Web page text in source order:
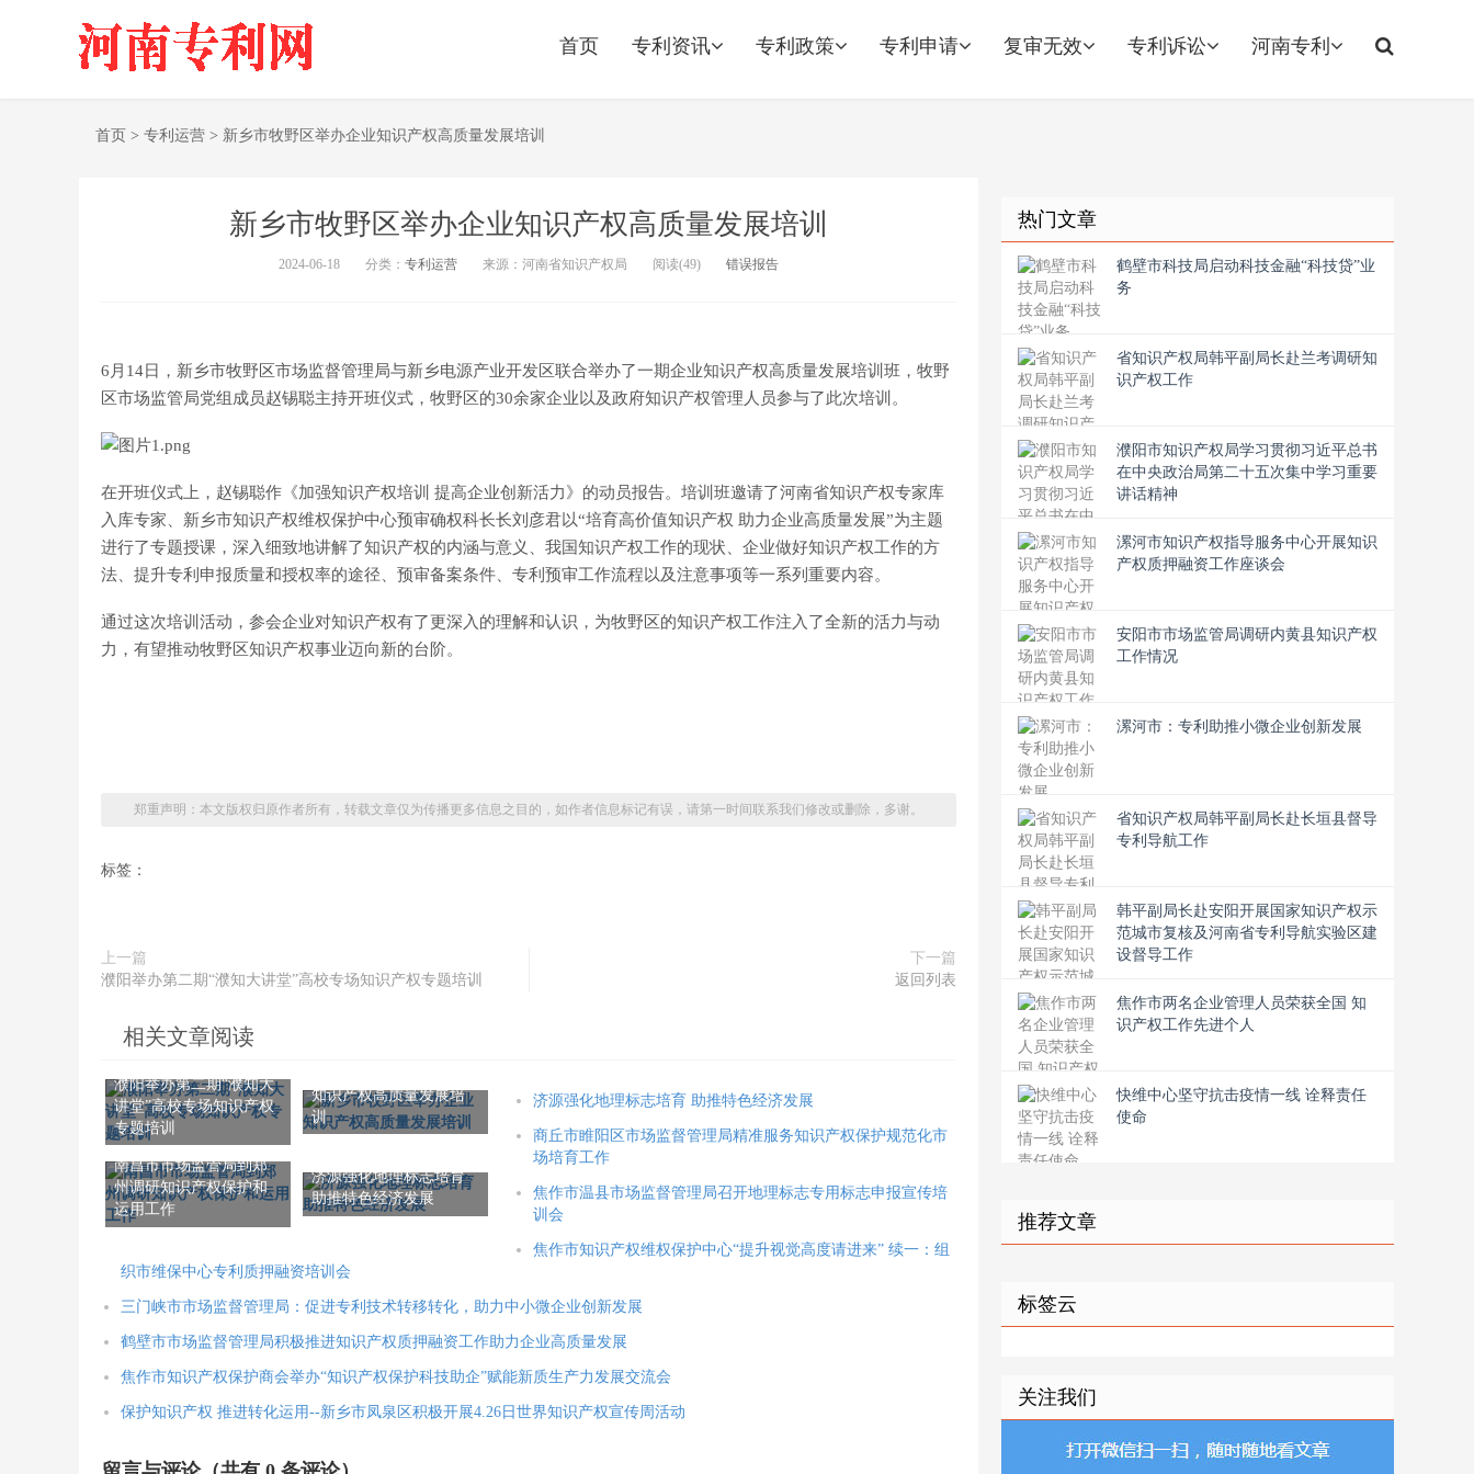
首页 专利资讯 专利政策 专利申请 复审无效 专利诉讼 河南专利
首页 > 专利运营 > 新乡市牧野区举办企业知识产权高质量发展培训
新乡市牧野区举办企业知识产权高质量发展培训
2024-06-18 分类： 专利运营 来源：河南省知识产权局 阅读(49) 错误报告
6月14日，新乡市牧野区市场监督管理局与新乡电源产业开发区联合举办了一期企业知识产权高质量发展培训班，牧野
区市场监管局党组成员赵锡聪主持开班仪式，牧野区的30余家企业以及政府知识产权管理人员参与了此次培训。
在开班仪式上，赵锡聪作《加强知识产权培训 提高企业创新活力》的动员报告。培训班邀请了河南省知识产权专家库
入库专家、新乡市知识产权维权保护中心预审确权科长长刘彦君以“培育高价值知识产权 助力企业高质量发展”为主题
进行了专题授课，深入细致地讲解了知识产权的内涵与意义、我国知识产权工作的现状、企业做好知识产权工作的方
法、提升专利申报质量和授权率的途径、预审备案条件、专利预审工作流程以及注意事项等一系列重要内容。
通过这次培训活动，参会企业对知识产权有了更深入的理解和认识，为牧野区的知识产权工作注入了全新的活力与动
力，有望推动牧野区知识产权事业迈向新的台阶。
郑重声明：本文版权归原作者所有，转载文章仅为传播更多信息之目的，如作者信息标记有误，请第一时间联系我们修改或删除，多谢。
标签：
上一篇
濮阳举办第二期“濮知大讲堂”高校专场知识产权专题培训
下一篇
返回列表
相关文章阅读
濮阳举办第二期“濮知大
讲堂”高校专场知识产权
专题培训
知识产权高质量发展培
训
南昌市市场监管局到郑
州调研知识产权保护和
运用工作
济源强化地理标志培育
助推特色经济发展
济源强化地理标志培育 助推特色经济发展
商丘市睢阳区市场监督管理局精准服务知识产权保护规范化市
场培育工作
焦作市温县市场监督管理局召开地理标志专用标志申报宣传培
训会
焦作市知识产权维权保护中心“提升视觉高度请进来” 续一：组
织市维保中心专利质押融资培训会
三门峡市市场监督管理局：促进专利技术转移转化，助力中小微企业创新发展
鹤壁市市场监督管理局积极推进知识产权质押融资工作助力企业高质量发展
焦作市知识产权保护商会举办“知识产权保护科技助企”赋能新质生产力发展交流会
保护知识产权 推进转化运用--新乡市凤泉区积极开展4.26日世界知识产权宣传周活动
热门文章
鹤壁市科技局启动科技金融“科技贷”业
务
省知识产权局韩平副局长赴兰考调研知
识产权工作
濮阳市知识产权局学习贯彻习近平总书
在中央政治局第二十五次集中学习重要
讲话精神
漯河市知识产权指导服务中心开展知识
产权质押融资工作座谈会
安阳市市场监管局调研内黄县知识产权
工作情况
漯河市：专利助推小微企业创新发展
省知识产权局韩平副局长赴长垣县督导
专利导航工作
韩平副局长赴安阳开展国家知识产权示
范城市复核及河南省专利导航实验区建
设督导工作
焦作市两名企业管理人员荣获全国 知
识产权工作先进个人
快维中心坚守抗击疫情一线 诠释责任
使命
推荐文章
标签云
关注我们